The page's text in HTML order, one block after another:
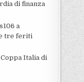
di finanza
a
tre feriti
Italia di